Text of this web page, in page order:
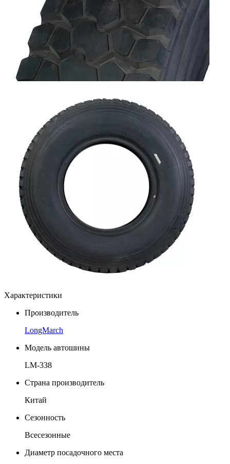
Характеристики
Производитель
LongMarch
Модель автошины
LM-338
Страна производитель
Китай
Сезонность
Всесезонные
Диаметр посадочного места